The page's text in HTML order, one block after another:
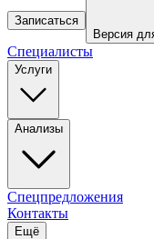
Записаться
Версия
Специалисты
Услуги
Анализы
Спецпредложения
Контакты
Ещё